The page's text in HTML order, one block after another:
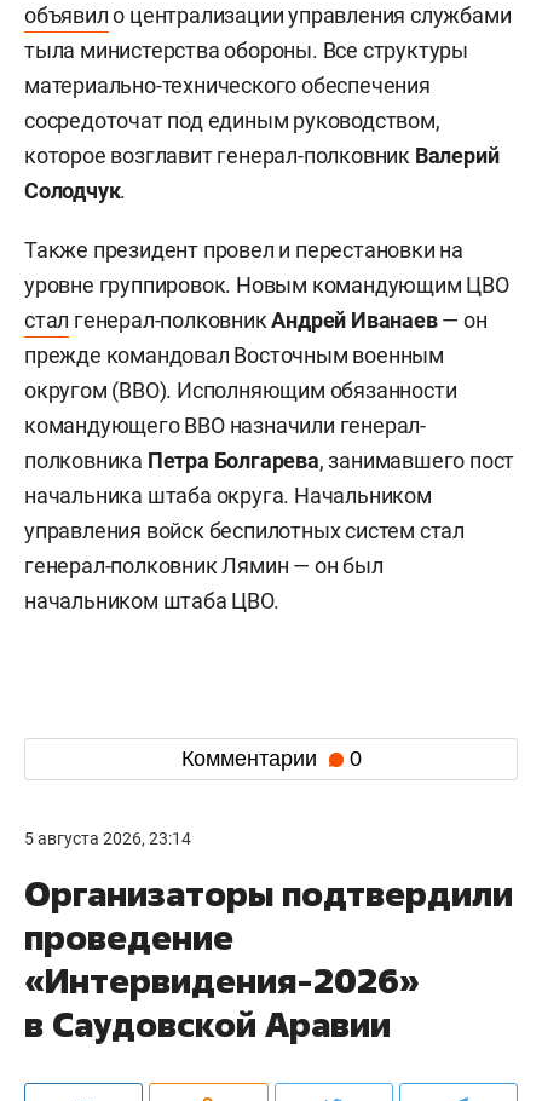
объявило централизации управления службами
тыла министерства обороны. Все структуры
материально-технического обеспечения
сосредоточат под единым руководством,
которое возглавит генерал-полковник Валерий
Солодчук.
Также президент провел и перестановки на
уровне группировок. Новым командующим ЦВО
стал генерал-полковникАндрей Иванаев— он
прежде командовал Восточным военным
округом (ВВО). Исполняющим обязанности
командующего ВВО назначили генерал-
полковника Петра Болгарева, занимавшего пост
начальника штаба округа. Начальником
управления войск беспилотных систем стал
генерал-полковник Лямин — он был
начальником штаба ЦВО.
Комментарии 0
5 августа 2026, 23:14
Организаторы подтвердили
проведение
«Интервидения-2026»
в Саудовской Аравии